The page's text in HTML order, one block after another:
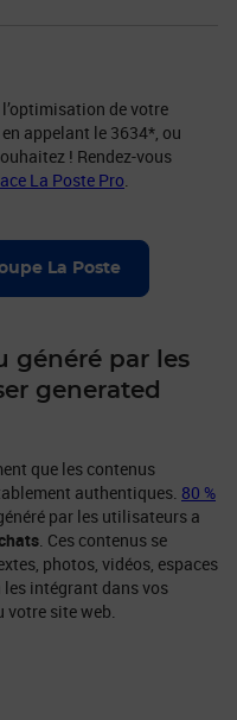
de votre
appelant le 3634*, ou
! Rendez-vous
La Poste Pro.
La Poste
généré par les
generated
que les contenus
authentiques. 80 %
par les utilisateurs a
. Ces contenus se
photos, vidéos, espaces
les intégrant dans vos
votre site web.